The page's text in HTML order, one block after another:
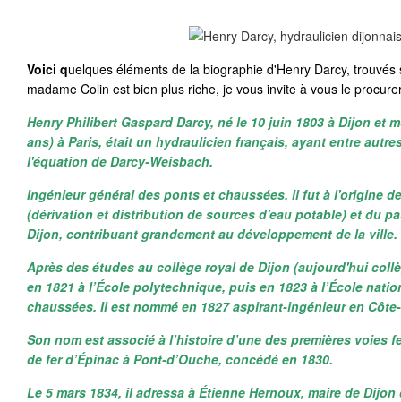
Voici quelques éléments de la biographie d'Henry Darcy,
madame Colin est bien plus riche, je vous invite à vous le
Henry Philibert Gaspard Darcy, né le 10 juin 1803 à Dijon et
ans) à Paris, était un hydraulicien français, ayant entre
l'équation de Darcy-Weisbach.
Ingénieur général des ponts et chaussées, il fut à l'origine
(dérivation et distribution de sources d'eau potable) et du
Dijon, contribuant grandement au développement de la ville.
Après des études au collège royal de Dijon (aujourd'hui
en 1821 à l’École polytechnique, puis en 1823 à l’École
chaussées. Il est nommé en 1827 aspirant-ingénieur en
Son nom est associé à l’histoire d’une des premières voies
de fer d’Épinac à Pont-d’Ouche, concédé en 1830.
Le 5 mars 1834, il adressa à Étienne Hernoux, maire de Dijon